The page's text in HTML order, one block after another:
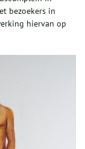
bezoekers in
hiervan op